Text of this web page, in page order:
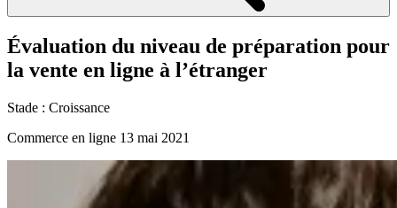
Évaluation du niveau de préparation pour
la vente en ligne à l’étranger
Stade : Croissance
Commerce en ligne 13 mai 2021